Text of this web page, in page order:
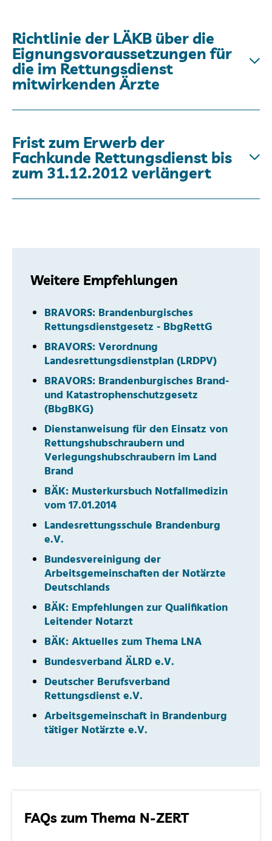
Richtlinie der LÄKB über die
Eignungsvoraussetzungen für
die im Rettungsdienst
mitwirkenden Ärzte
Frist zum Erwerb der
Fachkunde Rettungsdienst bis
zum 31.12.2012 verlängert
Weitere Empfehlungen
BRAVORS: Brandenburgisches
Rettungsdienstgesetz - BbgRettG
BRAVORS: Verordnung
Landesrettungsdienstplan (LRDPV)
BRAVORS: Brandenburgisches Brand-
und Katastrophenschutzgesetz
(BbgBKG)
Dienstanweisung für den Einsatz von
Rettungshubschraubern und
Verlegungshubschraubern im Land
Brand
BÄK: Musterkursbuch Notfallmedizin
vom 17.01.2014
Landesrettungsschule Brandenburg
e.V.
Bundesvereinigung der
Arbeitsgemeinschaften der Notärzte
Deutschlands
BÄK: Empfehlungen zur Qualifikation
Leitender Notarzt
BÄK: Aktuelles zum Thema LNA
Bundesverband ÄLRD e.V.
Deutscher Berufsverband
Rettungsdienst e.V.
Arbeitsgemeinschaft in Brandenburg
tätiger Notärzte e.V.
FAQs zum Thema N-ZERT